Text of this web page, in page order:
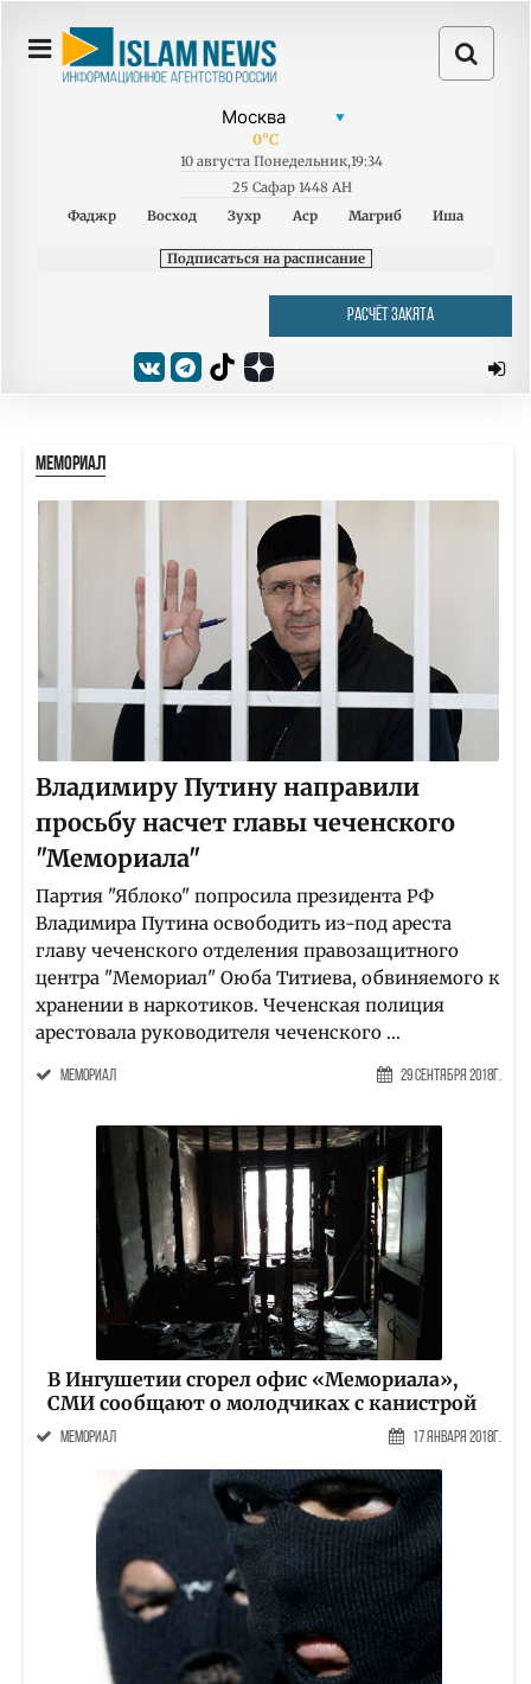
0°C
10 августа Понедельник,19:34
25 Сафар 1448 AH
Фаджр
Восход Зухр Аср Магриб Иша
Подписаться на расписание
РАСЧЁТ ЗАКЯТА
МЕМОРИАЛ
Владимиру Путину направили
просьбу насчет главы чеченского
"Мемориала"
Партия "Яблоко" попросила президента РФ
Владимира Путина освободить из-под ареста
главу чеченского отделения правозащитного
центра "Мемориал" Оюба Титиева, обвиняемого к
хранении в наркотиков. Чеченская полиция
арестовала руководителя чеченского ...
мемориал 29 Сентября 2018г.
В Ингушетии сгорел офис «Мемориала»,
СМИ сообщают о молодчиках с канистрой
мемориал 17 Января 2018г.